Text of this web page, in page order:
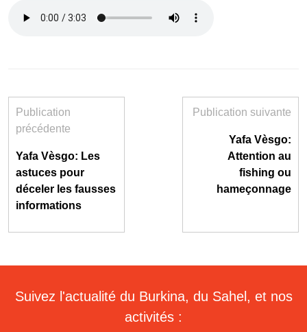
Publication
précédente
Yafa Vèsgo: Les
astuces pour
déceler les fausses
informations
Publication suivante
Yafa Vèsgo:
Attention au
fishing ou
hameçonnage
Suivez l'actualité du Burkina, du Sahel, et nos
activités :